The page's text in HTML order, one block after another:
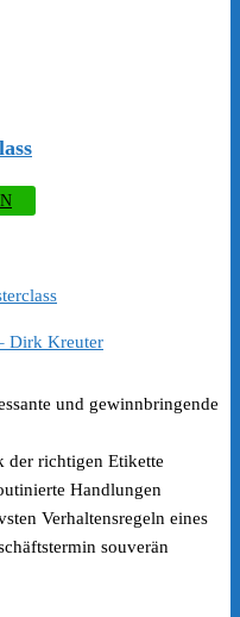
Dirk Kreuter
und gewinnbringende
der richtigen Etikette
Handlungen
Verhaltensregeln eines
souverän